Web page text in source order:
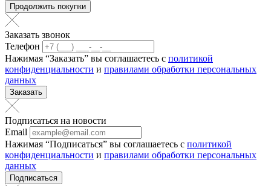
Продолжить покупки
Заказать звонок
Телефон
Нажимая “Заказать” вы соглашаетесь с политикой
конфиденциальности и правилами обработки персональных
данных
Заказать
Подписаться на новости
Email
Нажимая “Подписаться” вы соглашаетесь с политикой
конфиденциальности и правилами обработки персональных
данных
Подписаться